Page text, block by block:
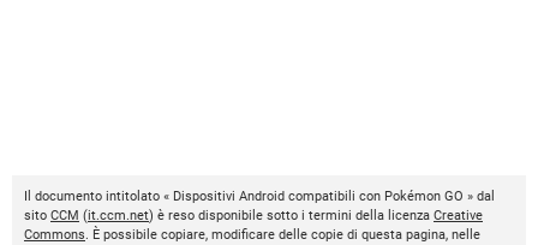
Il documento intitolato « Dispositivi Android compatibili con Pokémon GO » dal
sito CCM (it.ccm.net) è reso disponibile sotto i termini della licenza Creative
Commons. È possibile copiare, modificare delle copie di questa pagina, nelle